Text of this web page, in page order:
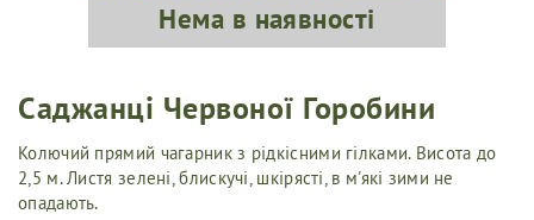
Нема в наявності
Саджанці Червоної Горобини
Колючий прямий чагарник з рідкісними гілками. Висота до
2,5 м. Листя зелені, блискучі, шкірясті, в м'які зими не
опадають.